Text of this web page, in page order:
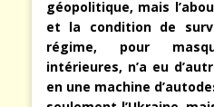
géopolitique, mais
et la condition de
régime, pour
intérieures, n’a eu
en une machine